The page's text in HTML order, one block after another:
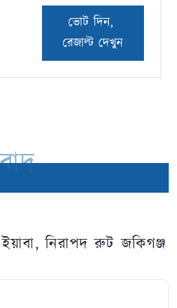
ভোট দিন,
রেজাল্ট দেখুন
নিরাপদ রুট জকিগঞ্জ